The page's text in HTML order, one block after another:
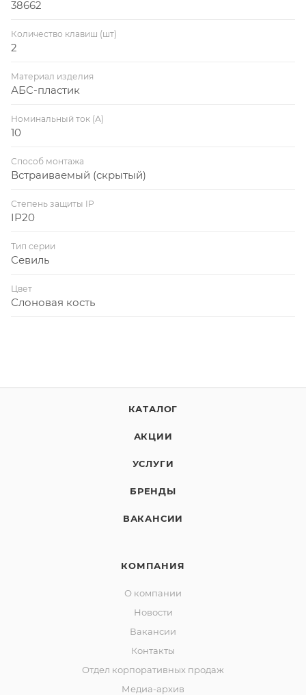
38662
Количество клавиш (шт)
2
Материал изделия
АБС-пластик
Номинальный ток (А)
10
Способ монтажа
Встраиваемый (скрытый)
Степень защиты IP
IP20
Тип серии
Севиль
Цвет
Слоновая кость
КАТАЛОГ
АКЦИИ
УСЛУГИ
БРЕНДЫ
ВАКАНСИИ
КОМПАНИЯ
О компании
Новости
Вакансии
Контакты
Отдел корпоративных продаж
Медиа-архив